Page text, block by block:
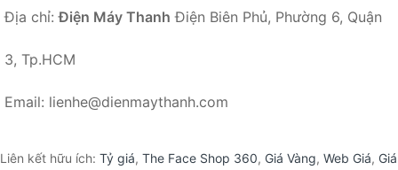
Địa chỉ:Điện Máy Thanh Điện Biên Phủ, Phường 6, Quận
3, Tp.HCM
Email: lienhe@dienmaythanh.com
Liên kết hữu ích: Tỷ giá, The Face Shop 360, Giá Vàng, Web Giá, Giá